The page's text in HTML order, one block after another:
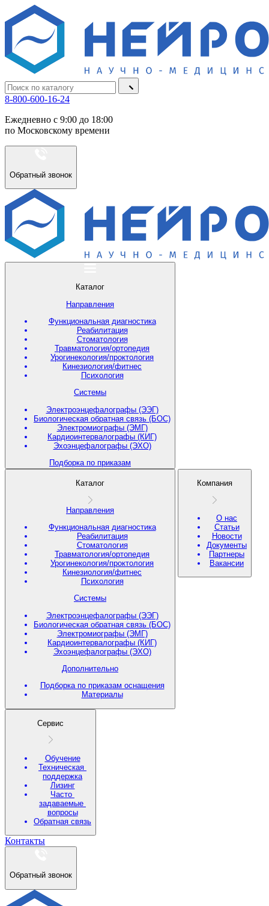
8-800-600-16-24
Ежедневно с 9:00 до 18:00
по Московскому времени
Обратный звонок
Каталог
Направления
Функциональная диагностика
Реабилитация
Стоматология
Травматология/ортопедия
Урогинекология/проктология
Кинезиология/фитнес
Психология
Системы
Электроэнцефалографы (ЭЭГ)
Биологическая обратная связь (БОС)
Электромиографы (ЭМГ)
Кардиоинтервалографы (КИГ)
Эхоэнцефалографы (ЭХО)
Подборка по приказам
Каталог
Направления
Функциональная диагностика
Реабилитация
Стоматология
Травматология/ортопедия
Урогинекология/проктология
Кинезиология/фитнес
Психология
Системы
Электроэнцефалографы (ЭЭГ)
Биологическая обратная связь (БОС)
Электромиографы (ЭМГ)
Кардиоинтервалографы (КИГ)
Эхоэнцефалографы (ЭХО)
Дополнительно
Подборка по приказам оснащения
Материалы
Компания
О нас
Статьи
Новости
Документы
Партнеры
Вакансии
Сервис
Обучение
Техническая
поддержка
Лизинг
Часто
задаваемые
вопросы
Обратная связь
Контакты
Обратный звонок